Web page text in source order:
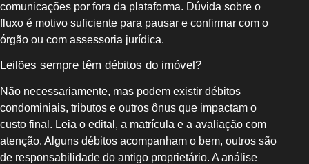
comunicações por fora da plataforma. Dúvida sobre o
fluxo é motivo suficiente para pausar e confirmar com o
órgão ou com assessoria jurídica.
Leilões sempre têm débitos do imóvel?
Não necessariamente, mas podem existir débitos
condominiais, tributos e outros ônus que impactam o
custo final. Leia o edital, a matrícula e a avaliação com
atenção. Alguns débitos acompanham o bem, outros são
de responsabilidade do antigo proprietário. A análise